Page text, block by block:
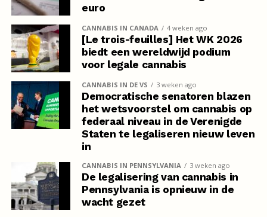
euro
CANNABIS IN CANADA 4 weken ago
[Le trois-feuilles] Het WK 2026
biedt een wereldwijd podium
voor legale cannabis
CANNABIS IN DE VS 3 weken ago
Democratische senatoren blazen
het wetsvoorstel om cannabis op
federaal niveau in de Verenigde
Staten te legaliseren nieuw leven
in
CANNABIS IN PENNSYLVANIA 3 weken ago
De legalisering van cannabis in
Pennsylvania is opnieuw in de
wacht gezet